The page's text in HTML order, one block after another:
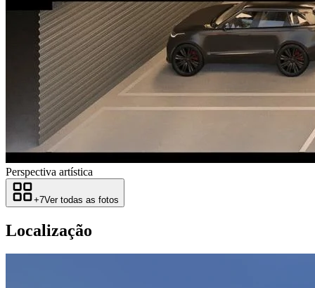
Perspectiva artística
+7Ver todas as fotos
Localização